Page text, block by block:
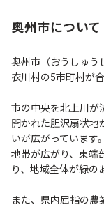
奥州市について
奥州市（おうしゅう
衣川村の5市町村が
市の中央を北上川が
開かれた胆沢扇状地
いが広がっています
地帯が広がり、東端
り、地域全体が緑の
また、県内屈指の農